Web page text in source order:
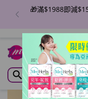
🎁滿$1988即減